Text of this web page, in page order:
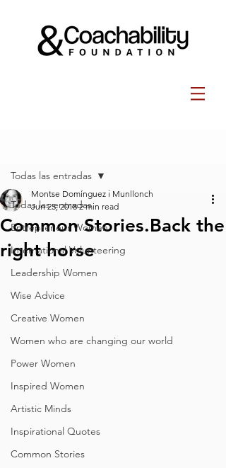
Todas las entradas
Entrepreneur Women
International Volunteering
Leadership Women
Wise Advice
Creative Women
Women who are changing our world
Power Women
Inspired Women
Artistic Minds
Inspirational Quotes
Common Stories
Todas las entradas
Common Stories.Back the
right horse
Montse Domínguez i Munllonch
Jun 25, 2018 2 min read